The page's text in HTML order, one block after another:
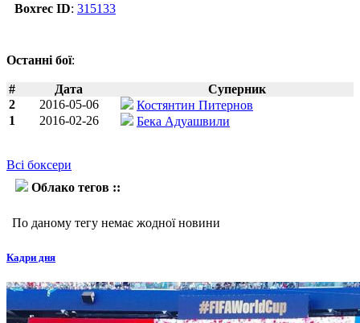
Boxrec ID: 315133
Останні бої:
# Дата
Суперник
2
2016-05-06
Костянтин Питернов
1
2016-02-26 Бека Адуашвили
Всі боксери
Облако тегов ::
По даному тегу немає жодної новини
Кадри дня